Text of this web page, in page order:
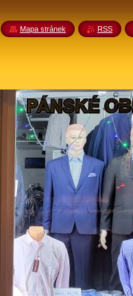
Mapa stránek RSS